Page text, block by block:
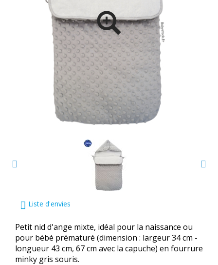
Liste d'envies
Petit nid d'ange mixte, idéal pour la naissance ou
pour bébé prématuré (dimension : largeur 34 cm -
longueur 43 cm, 67 cm avec la capuche) en fourrure
minky gris souris.